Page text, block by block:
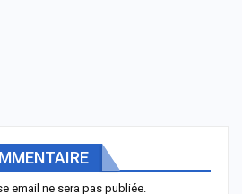
email ne sera pas publiée.